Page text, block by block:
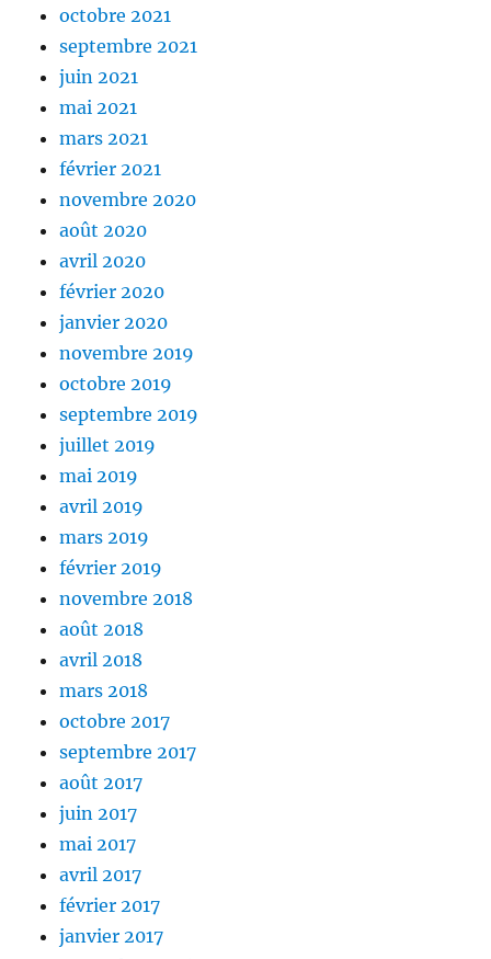
octobre 2021
septembre 2021
juin 2021
mai 2021
mars 2021
février 2021
novembre 2020
août 2020
avril 2020
février 2020
janvier 2020
novembre 2019
octobre 2019
septembre 2019
juillet 2019
mai 2019
avril 2019
mars 2019
février 2019
novembre 2018
août 2018
avril 2018
mars 2018
octobre 2017
septembre 2017
août 2017
juin 2017
mai 2017
avril 2017
février 2017
janvier 2017